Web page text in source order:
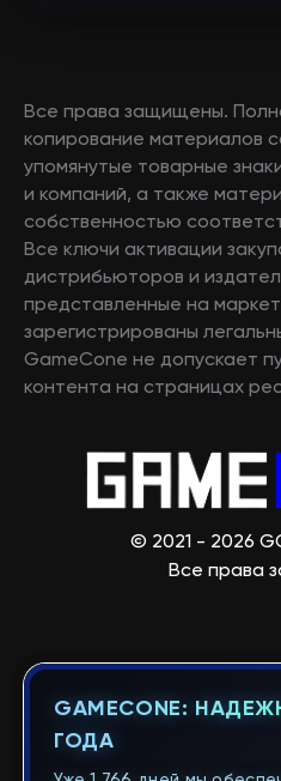
Все права защищены.
копирование материалов
упомянутые товарные
и компаний, а также
собственностью
Все ключи активации
дистрибьюторов и
представленные на
зарегистрированы
GameCone не допускает
контента на страницах
© 2021 - 2026
Все права
GAMECONE:
ГОДА